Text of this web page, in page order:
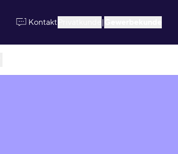
Kontakt |